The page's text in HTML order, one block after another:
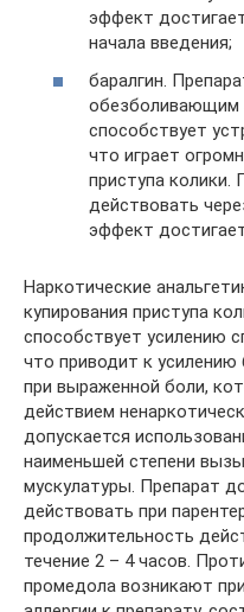
эффект
начала введения;
баралгин.
обезболивающим
способствует
что играет
приступа колики.
действовать
эффект
Наркотические
купирования приступа
способствует усилению
что приводит к
при выраженной боли,
действием
допускается
наименьшей степени
мускулатуры. Препарат
действовать при
продолжительность
течение 2 – 4 часов.
промедола возникают